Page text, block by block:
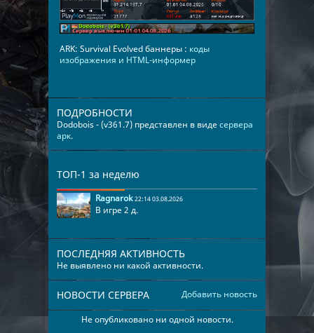
ARK: Survival Evolved баннеры : коды
изображения и HTML-информер
ПОДРОБНОСТИ
Dodobois - (v361.7) представлен в видесервера
арк.
ТОП-1 за неделю
Ragnarok 22:14 03.08.2026
В игре 2 д.
ПОСЛЕДНЯЯ АКТИВНОСТЬ
Не выявлено ни какой активности.
Добавить новость
НОВОСТИ СЕРВЕРА
Не опубликовано ни одной новости.